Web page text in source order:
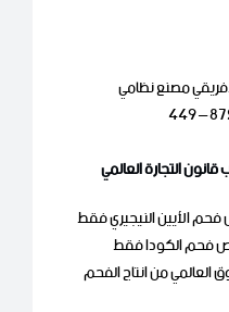
مصنع نظامي
التجارة العالمي
الأيين النيجيري فقط
فحم الكودا فقط
العالمي من انتاج الفحم